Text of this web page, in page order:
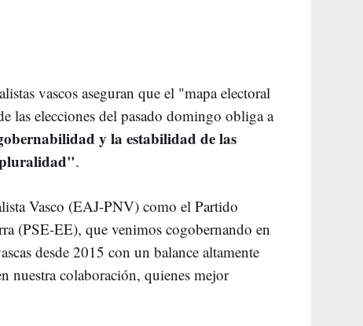
vascos aseguran que el "mapa electoral
las elecciones del pasado domingo obliga a
y la estabilidad de las
pluralidad".
Vasco (EAJ-PNV) como el Partido
(PSE-EE), que venimos cogobernando en
desde 2015 con un balance altamente
nuestra colaboración, quienes mejor